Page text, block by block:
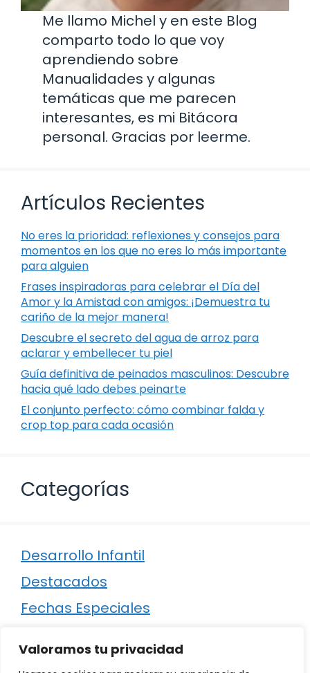
Valoramos tu privacidad
Me llamo Michel y en este Blog
comparto todo lo que voy
aprendiendo sobre
Manualidades y algunas
temáticas que me parecen
interesantes, es mi Bitácora
personal. Gracias por leerme.
Artículos Recientes
No eres la prioridad: reflexiones y consejos para
momentos en los que no eres lo más importante
para alguien
Frases inspiradoras para celebrar el Día del
Amor y la Amistad con amigos: ¡Demuestra tu
cariño de la mejor manera!
Descubre el secreto del agua de arroz para
aclarar y embellecer tu piel
Guía definitiva de peinados masculinos: Descubre
hacia qué lado debes peinarte
El conjunto perfecto: cómo combinar falda y
crop top para cada ocasión
Categorías
Desarrollo Infantil
Destacados
Fechas Especiales
Poesía